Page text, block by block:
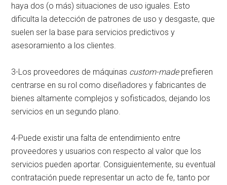
haya dos (o más) situaciones de uso iguales. Esto
dificulta la detección de patrones de uso y desgaste, que
suelen ser la base para servicios predictivos y
asesoramiento a los clientes.
3-Los proveedores de máquinas custom-madeprefieren
centrarse en su rol como diseñadores y fabricantes de
bienes altamente complejos y sofisticados, dejando los
servicios en un segundo plano.
4-Puede existir una falta de entendimiento entre
proveedores y usuarios con respecto al valor que los
servicios pueden aportar. Consiguientemente, su eventual
contratación puede representar un acto de fe, tanto por